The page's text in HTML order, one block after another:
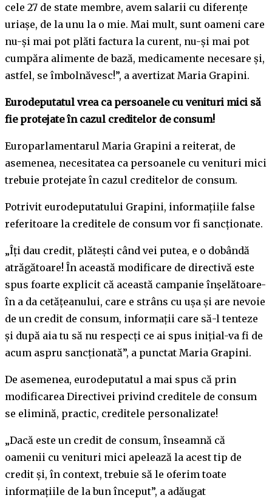
cele 27 de state membre, avem salarii cu diferențe
uriașe, de la unu la o mie. Mai mult, sunt oameni care
nu-și mai pot plăti factura la curent, nu-și mai pot
cumpăra alimente de bază, medicamente necesare și,
astfel, se îmbolnăvesc!”, a avertizat Maria Grapini.
Eurodeputatul vrea ca persoanele cu venituri mici să
fie protejate în cazul creditelor de consum!
Europarlamentarul Maria Grapini a reiterat, de
asemenea, necesitatea ca persoanele cu venituri mici
trebuie protejate în cazul creditelor de consum.
Potrivit eurodeputatului Grapini, informațiile false
referitoare la creditele de consum vor fi sancţionate.
„Îți dau credit, plătești când vei putea, e o dobândă
atrăgătoare! În această modificare de directivă este
spus foarte explicit că această campanie înșelătoare-
în a da cetățeanului, care e strâns cu ușa și are nevoie
de un credit de consum, informații care să-l tenteze
și după aia tu să nu respecți ce ai spus inițial-va fi de
acum aspru sancționată”, a punctat Maria Grapini.
De asemenea, eurodeputatul a mai spus că prin
modificarea Directivei privind creditele de consum
se elimină, practic, creditele personalizate!
„Dacă este un credit de consum, înseamnă că
oamenii cu venituri mici apelează la acest tip de
credit și, în context, trebuie să le oferim toate
informațiile de la bun început”, a adăugat